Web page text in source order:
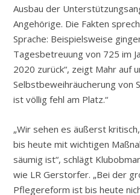
Ausbau der
Angehörige. Die Fakten
Sprache: Beispielsweise
Tagesbetreuung von 725 im
2020 zurück“, zeigt Mahr auf
Selbstbeweihräucherung von
ist völlig fehl am Platz.“
„Wir sehen es äußerst
bis heute mit wichtigen
säumig ist“, schlägt
wie LR Gerstorfer. „Bei der
Pflegereform ist bis heute